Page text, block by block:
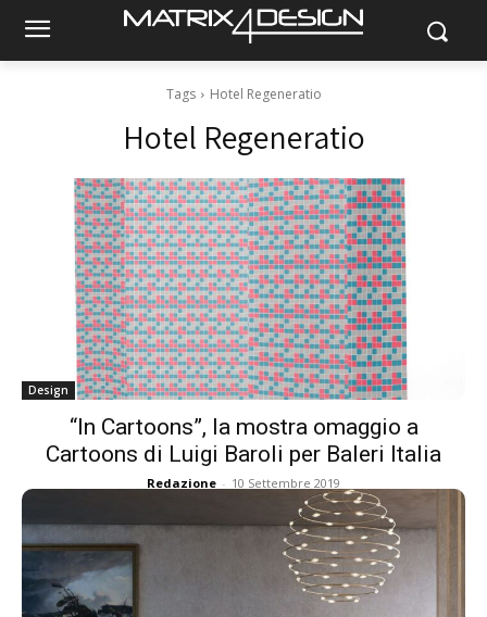
Tags Hotel Regeneratio
Hotel Regeneratio
Design
“In Cartoons”, la mostra omaggio a
Cartoons di Luigi Baroli per Baleri Italia
Redazione - 10 Settembre 2019